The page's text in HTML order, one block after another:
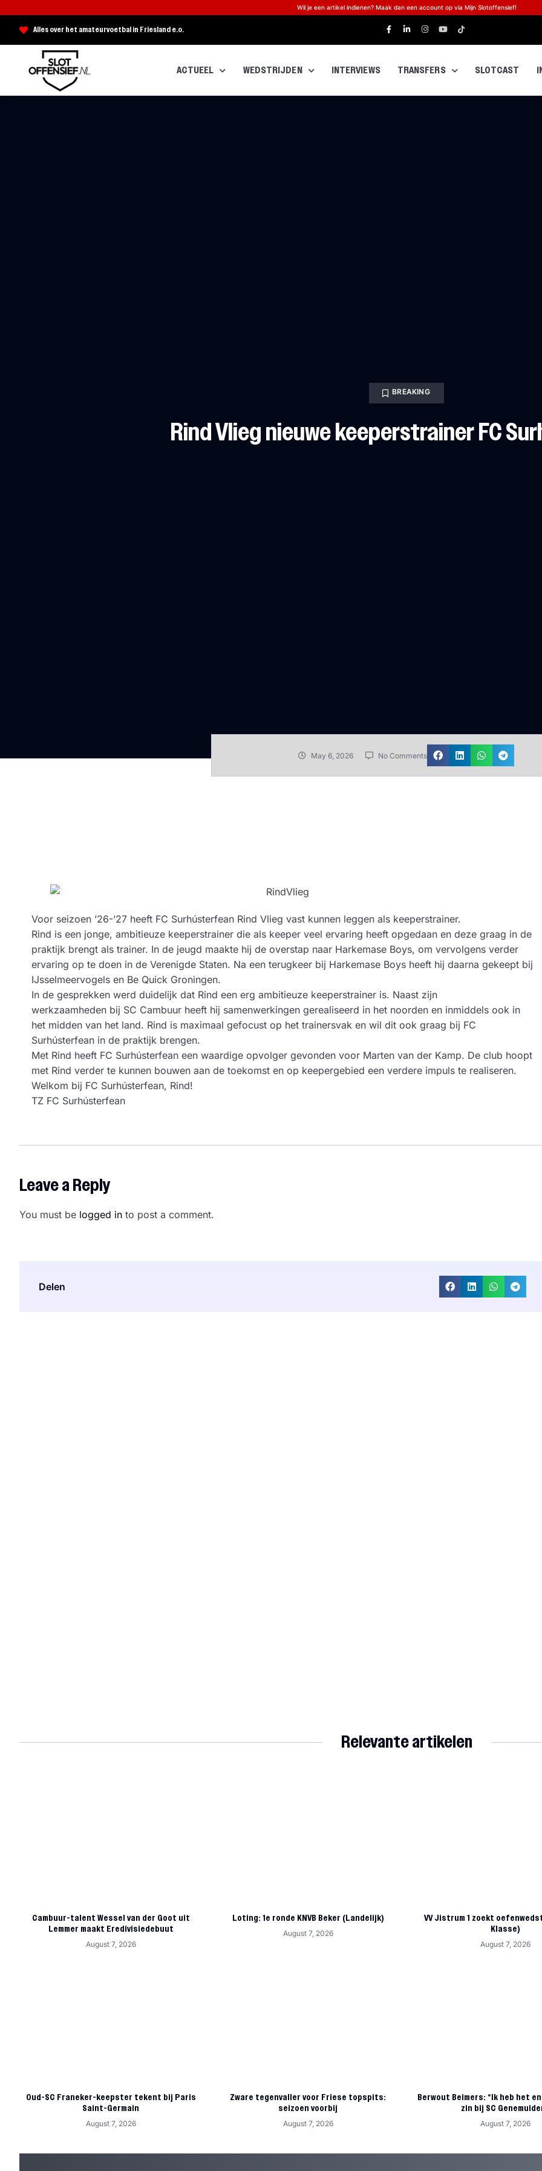
Wil je een artikel indienen? Maak dan een account op via Mijn Slotoffensief!
Alles over het amateurvoetbal in Friesland e.o.
ACTUEEL WEDSTRIJDEN INTERVIEWS TRANSFERS SLOTCAST
BREAKING
Rind Vlieg nieuwe keeperstrainer FC
May 6, 2026 No Comments
Voor seizoen ’26-’27 heeft FC Surhústerfean Rind Vlieg vast kunnen leggen als keeperstrainer.
Rind is een jonge, ambitieuze keeperstrainer die als keeper veel ervaring heeft opgedaan en deze graag in de
praktijk brengt als trainer. In de jeugd maakte hij de overstap naar Harkemase Boys, om vervolgens verder
ervaring op te doen in de Verenigde Staten. Na een terugkeer bij Harkemase Boys heeft hij daarna gekeept bij
IJsselmeervogels en Be Quick Groningen.
In de gesprekken werd duidelijk dat Rind een erg ambitieuze keeperstrainer is. Naast zijn
werkzaamheden bij SC Cambuur heeft hij samenwerkingen gerealiseerd in het noorden en inmiddels ook in
het midden van het land. Rind is maximaal gefocust op het trainersvak en wil dit ook graag bij FC
Surhústerfean in de praktijk brengen.
Met Rind heeft FC Surhústerfean een waardige opvolger gevonden voor Marten van der Kamp. De club hoopt
met Rind verder te kunnen bouwen aan de toekomst en op keepergebied een verdere impuls te realiseren.
Welkom bij FC Surhústerfean, Rind!
TZ FC Surhústerfean
Leave a Reply
You must be logged in to post a comment.
Delen
Relevante artikelen
Cambuur-talent Wessel van der Goot uit
Lemmer maakt Eredivisiedebuut
August 7, 2026
Loting: 1e ronde KNVB Beker (Landelijk)
August 7, 2026
VV Jistrum 1 zoekt
Klasse)
August 7, 2026
Oud-SC Franeker-keepster tekent bij Paris
Saint-Germain
August 7, 2026
Zware tegenvaller voor Friese topspits:
seizoen voorbij
August 7, 2026
Berwout Beimers: “Ik heb het
zin bij SC
August 7, 2026